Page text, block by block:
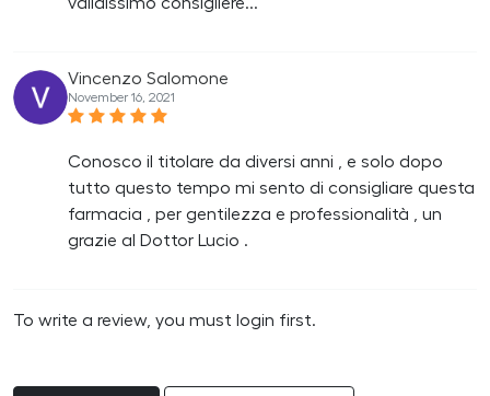
validissimo consigliere...
Vincenzo Salomone
November 16, 2021
Conosco il titolare da diversi anni , e solo dopo
tutto questo tempo mi sento di consigliare questa
farmacia , per gentilezza e professionalità , un
grazie al Dottor Lucio .
To write a review, you must login first.